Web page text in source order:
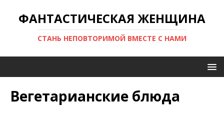
ФАНТАСТИЧЕСКАЯ ЖЕНЩИНА
СТАНЬ НЕПОВТОРИМОЙ ВМЕСТЕ С НАМИ
Вегетарианские блюда